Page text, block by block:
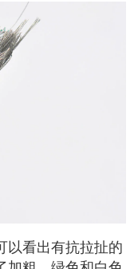
以看出有抗拉扯的